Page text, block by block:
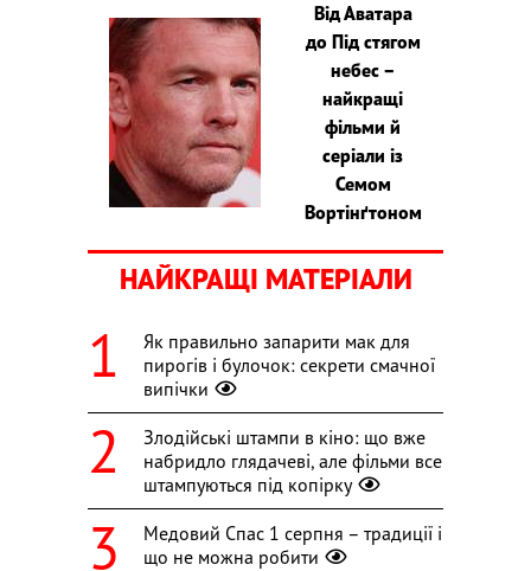
Від Аватара
до Під стягом
небес –
найкращі
фільми й
серіали із
Семом
Вортінґтоном
НАЙКРАЩІ МАТЕРІАЛИ
Як правильно запарити мак для
пирогів і булочок: секрети смачної
випічки
Злодійські штампи в кіно: що вже
набридло глядачеві, але фільми все
штампуються під копірку
Медовий Спас 1 серпня – традиції і
що не можна робити